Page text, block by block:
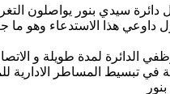
سيدي بنور يواصلون
داوعي هذا الاستدعاء وهو
الدائرة لمدة طويلة و
في تبسيط المساطر الادارية